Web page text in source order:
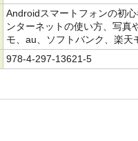
Androidスマートフォンの初
ンターネットの使い方、写真
モ、au、ソフトバンク、楽天
978-4-297-13621-5